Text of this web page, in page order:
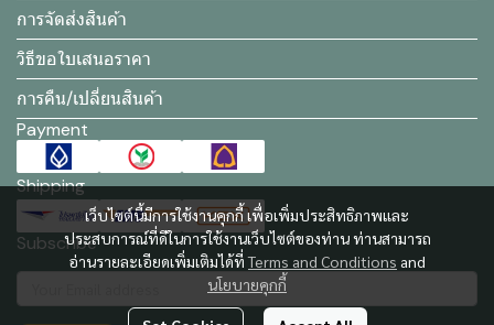
เว็บไซต์นี้มีการใช้งานคุกกี้ เพื่อเพิ่มประสิทธิภาพและ
ประสบการณ์ที่ดีในการใช้งานเว็บไซต์ของท่าน ท่านสามารถ
อ่านรายละเอียดเพิ่มเติมได้ที่Terms and Conditions and
นโยบายคุกกี้
การจัดส่งสินค้า
วิธีขอใบเสนอราคา
การคืน/เปลี่ยนสินค้า
Payment
Shipping
Subscribe